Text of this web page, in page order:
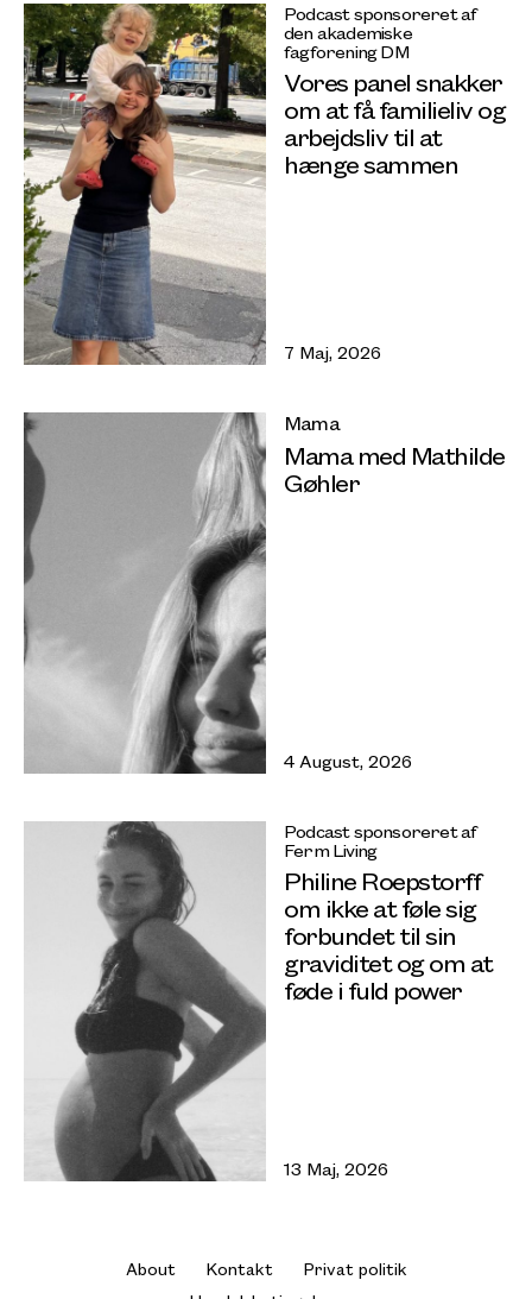
Podcast sponsoreret af
den akademiske
fagforening DM
Vores panel snakker
om at få familieliv og
arbejdsliv til at
hænge sammen
7 Maj, 2026
Mama
Mama med Mathilde
Gøhler
4 August, 2026
Podcast sponsoreret af
Ferm Living
Philine Roepstorff
om ikke at føle sig
forbundet til sin
graviditet og om at
føde i fuld power
13 Maj, 2026
About Kontakt
Privat politik